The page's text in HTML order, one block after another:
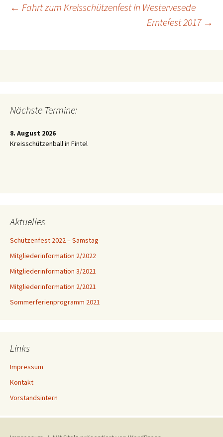
Beitragsnavigation
← Fahrt zum Kreisschützenfest in Westervesede
Erntefest 2017 →
Nächste Termine:
8. August 2026
Kreisschützenball in Fintel
Aktuelles
Schützenfest 2022 – Samstag
Mitgliederinformation 2/2022
Mitgliederinformation 3/2021
Mitgliederinformation 2/2021
Sommerferienprogramm 2021
Links
Impressum
Kontakt
Vorstandsintern